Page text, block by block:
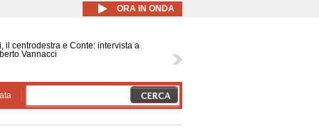
ORA IN ONDA
il centrodestra e Conte: intervista a
Vannacci